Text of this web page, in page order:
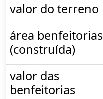
valor do terreno
área benfeitorias
(construída)
valor das
benfeitorias